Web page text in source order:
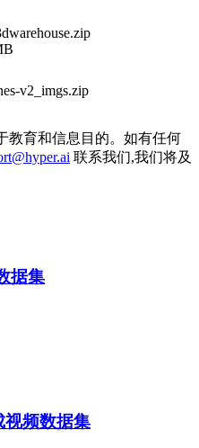
v2_imgs.zip
教育和信息目的。如有任何
联系我们,我们将及
据集
视频数据集